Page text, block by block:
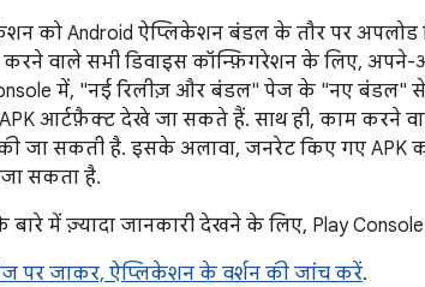
को Android ऐप्लिकेशन बंडल के तौर पर अपलोड
वाले सभी डिवाइस कॉन्फ़िगरेशन के लिए,
में, "नई रिलीज़ और बंडल" पेज के "नए बंडल"
आर्टफ़ैक्ट देखे जा सकते हैं. साथ ही, काम करने
जा सकती है. इसके अलावा, जनरेट किए गए APK
सकता है.
में ज़्यादा जानकारी देखने के लिए, Play
पर जाकर, ऐप्लिकेशन के वर्शन की जांच करें.